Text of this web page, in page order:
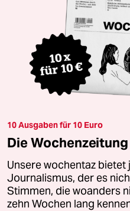
10 Ausgaben für 10 Euro
Die
Unsere wochentaz bietet
Journalismus, der es
Stimmen, die woanders
zehn Wochen lang